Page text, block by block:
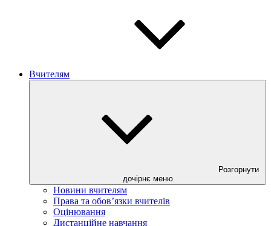
Вчителям
Розгорнути
дочірнє меню
Новини вчителям
Права та обов’язки вчителів
Оцінювання
Дистанційне навчання